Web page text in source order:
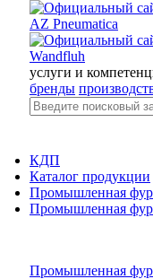
AZ Pneumatica
Wandfluh
услуги и
бренды
КДП
Каталог продукции
Промышленная
Промышленная
Промышленная